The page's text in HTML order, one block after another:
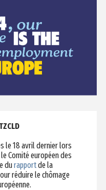
le 18 avril dernier lors
Comité européen des
durapportde la
réduire le chômage